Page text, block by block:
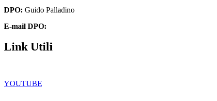
DPO: Guido Palladino
E-mail DPO:
Link Utili
YOUTUBE